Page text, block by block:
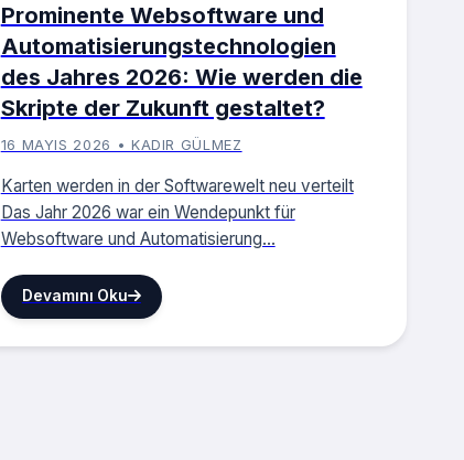
Prominente Websoftware und
Automatisierungstechnologien
des Jahres 2026: Wie werden die
Skripte der Zukunft gestaltet?
16 MAYIS 2026 • KADIR GÜLMEZ
Karten werden in der Softwarewelt neu verteilt
Das Jahr 2026 war ein Wendepunkt für
Websoftware und Automatisierung...
Devamını Oku